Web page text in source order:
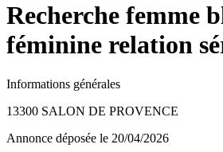
Recherche femme
féminine relation
Informations générales
13300 SALON DE PROVENCE
Annonce déposée le 20/04/2026